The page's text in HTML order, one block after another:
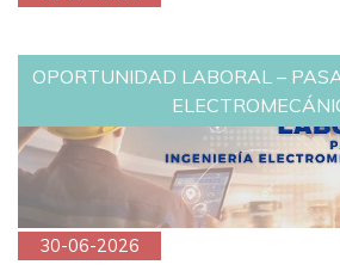
OPORTUNIDAD LABORAL –
30-06-2026